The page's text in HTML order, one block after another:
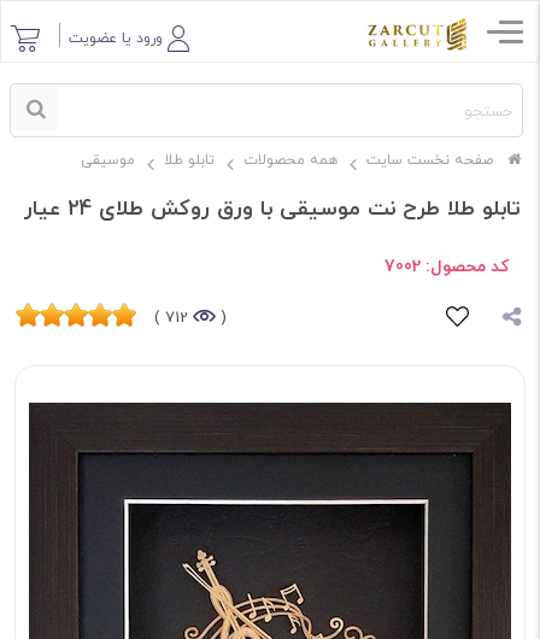
ورود یا عضویت
صفحه نخست سایت همه محصولات تابلو طلا موسیقی
تابلو طلا طرح نت موسیقی با ورق روکش طلای 24 عیار
کد محصول: 7002
(
712 )